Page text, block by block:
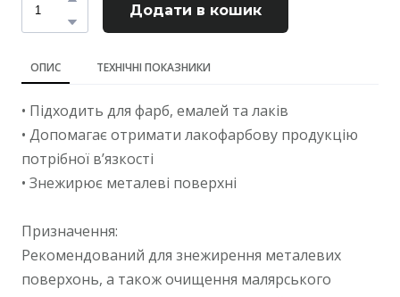
Додати в кошик
ОПИС ТЕХНІЧНІ ПОКАЗНИКИ
• Підходить для фарб, емалей та лаків
• Допомагає отримати лакофарбову продукцію
потрібної в’язкості
• Знежирює металеві поверхні
Призначення:
Рекомендований для знежирення металевих
поверхонь, а також очищення малярського